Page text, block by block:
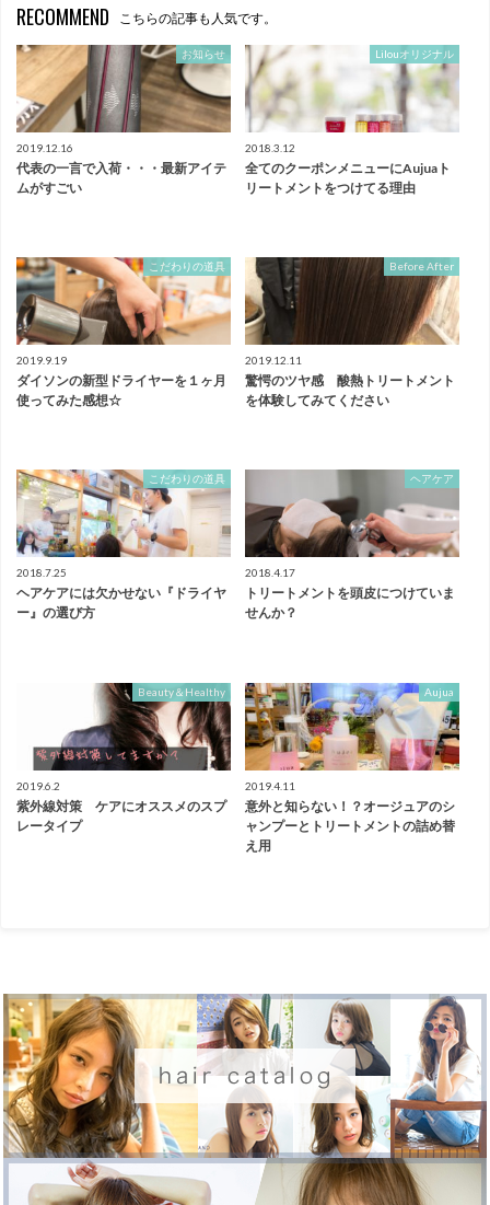
RECOMMEND こちらの記事も人気です。
お知らせ
2019.12.16
代表の一言で入荷・・・最新アイテ
ムがすごい
Lilouオリジナル
2018.3.12
全てのクーポンメニューにAujuaト
リートメントをつけてる理由
こだわりの道具
2019.9.19
ダイソンの新型ドライヤーを１ヶ月
使ってみた感想☆
Before After
2019.12.11
驚愕のツヤ感 酸熱トリートメント
を体験してみてください
こだわりの道具
2018.7.25
ヘアケアには欠かせない『ドライヤ
ー』の選び方
ヘアケア
2018.4.17
トリートメントを頭皮につけていま
せんか？
Beauty＆Healthy
2019.6.2
紫外線対策 ケアにオススメのスプ
レータイプ
Aujua
2019.4.11
意外と知らない！？オージュアのシ
ャンプーとトリートメントの詰め替
え用